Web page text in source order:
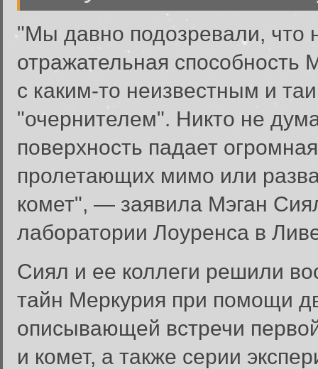
"Мы давно подозревали, что
отражательная способность
с каким-то неизвестным и
"очернителем". Никто не
поверхность падает
пролетающих мимо или
комет", — заявила Мэган
лаборатории Лоуренса в
Сиял и ее коллеги решили
тайн Меркурия при помощи
описывающей встречи
и комет, а также серии